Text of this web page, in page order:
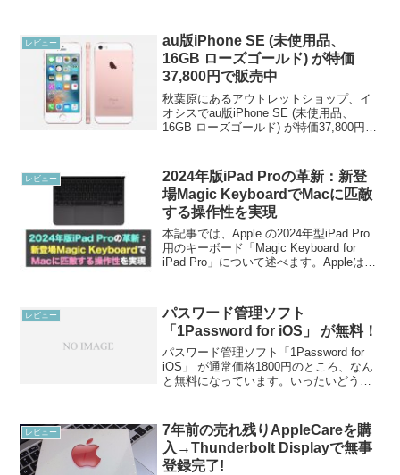
アプリが優れもので、小回りが...
レビュー
au版iPhone SE (未使用品、
16GB ローズゴールド) が特価
37,800円で販売中
秋葉原にあるアウトレットショップ、イ
オシスでau版iPhone SE (未使用品、
16GB ローズゴールド) が特価37,800円で
の。状態としてはほぼ新品同様...
レビュー
2024年版iPad Proの革新：新登
場Magic KeyboardでMacに匹敵
する操作性を実現
本記事では、Apple の2024年型iPad Pro
用のキーボード「Magic Keyboard for
iPad Pro」について述べます。Appleは既
レビュー
パスワード管理ソフト
「1Password for iOS」 が無料！
パスワード管理ソフト「1Password for
iOS」 が通常価格1800円のところ、なん
と無料になっています。いったいどうい
す。USは有料の9.99 U...
レビュー
7年前の売れ残りAppleCareを購
入→Thunderbolt Displayで無事
登録完了!